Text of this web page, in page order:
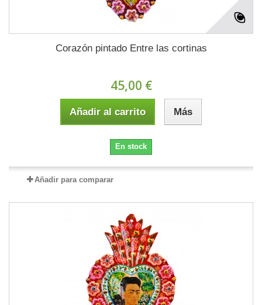
Corazón pintado Entre las cortinas
45,00 €
Añadir al carrito Más
En stock
Añadir para comparar